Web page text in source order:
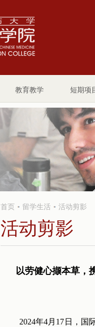
教育教学 短期项
首页 留学生活 活动剪影
活动剪影
以劳健心撷本草，
2024年4月17日，国